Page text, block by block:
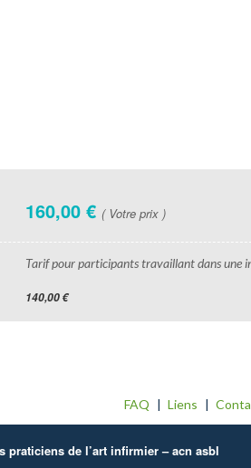
160,00 € ( Votre prix )
Tarif pour participants travaillant dans une
140,00 €
FAQ Liens
praticiens de l’art infirmier – acn asbl